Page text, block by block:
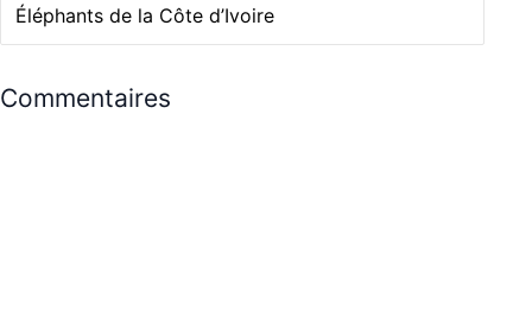
Éléphants de la Côte d’Ivoire
Commentaires